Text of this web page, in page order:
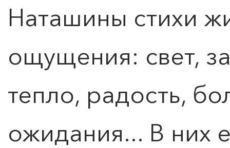
Наташины стихи
ощущения: свет,
тепло, радость,
ожидания... В них